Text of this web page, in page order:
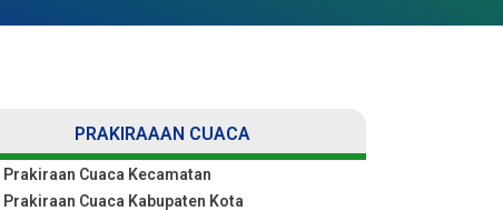
PRAKIRAAAN CUACA
Prakiraan Cuaca Kecamatan
Prakiraan Cuaca Kabupaten Kota